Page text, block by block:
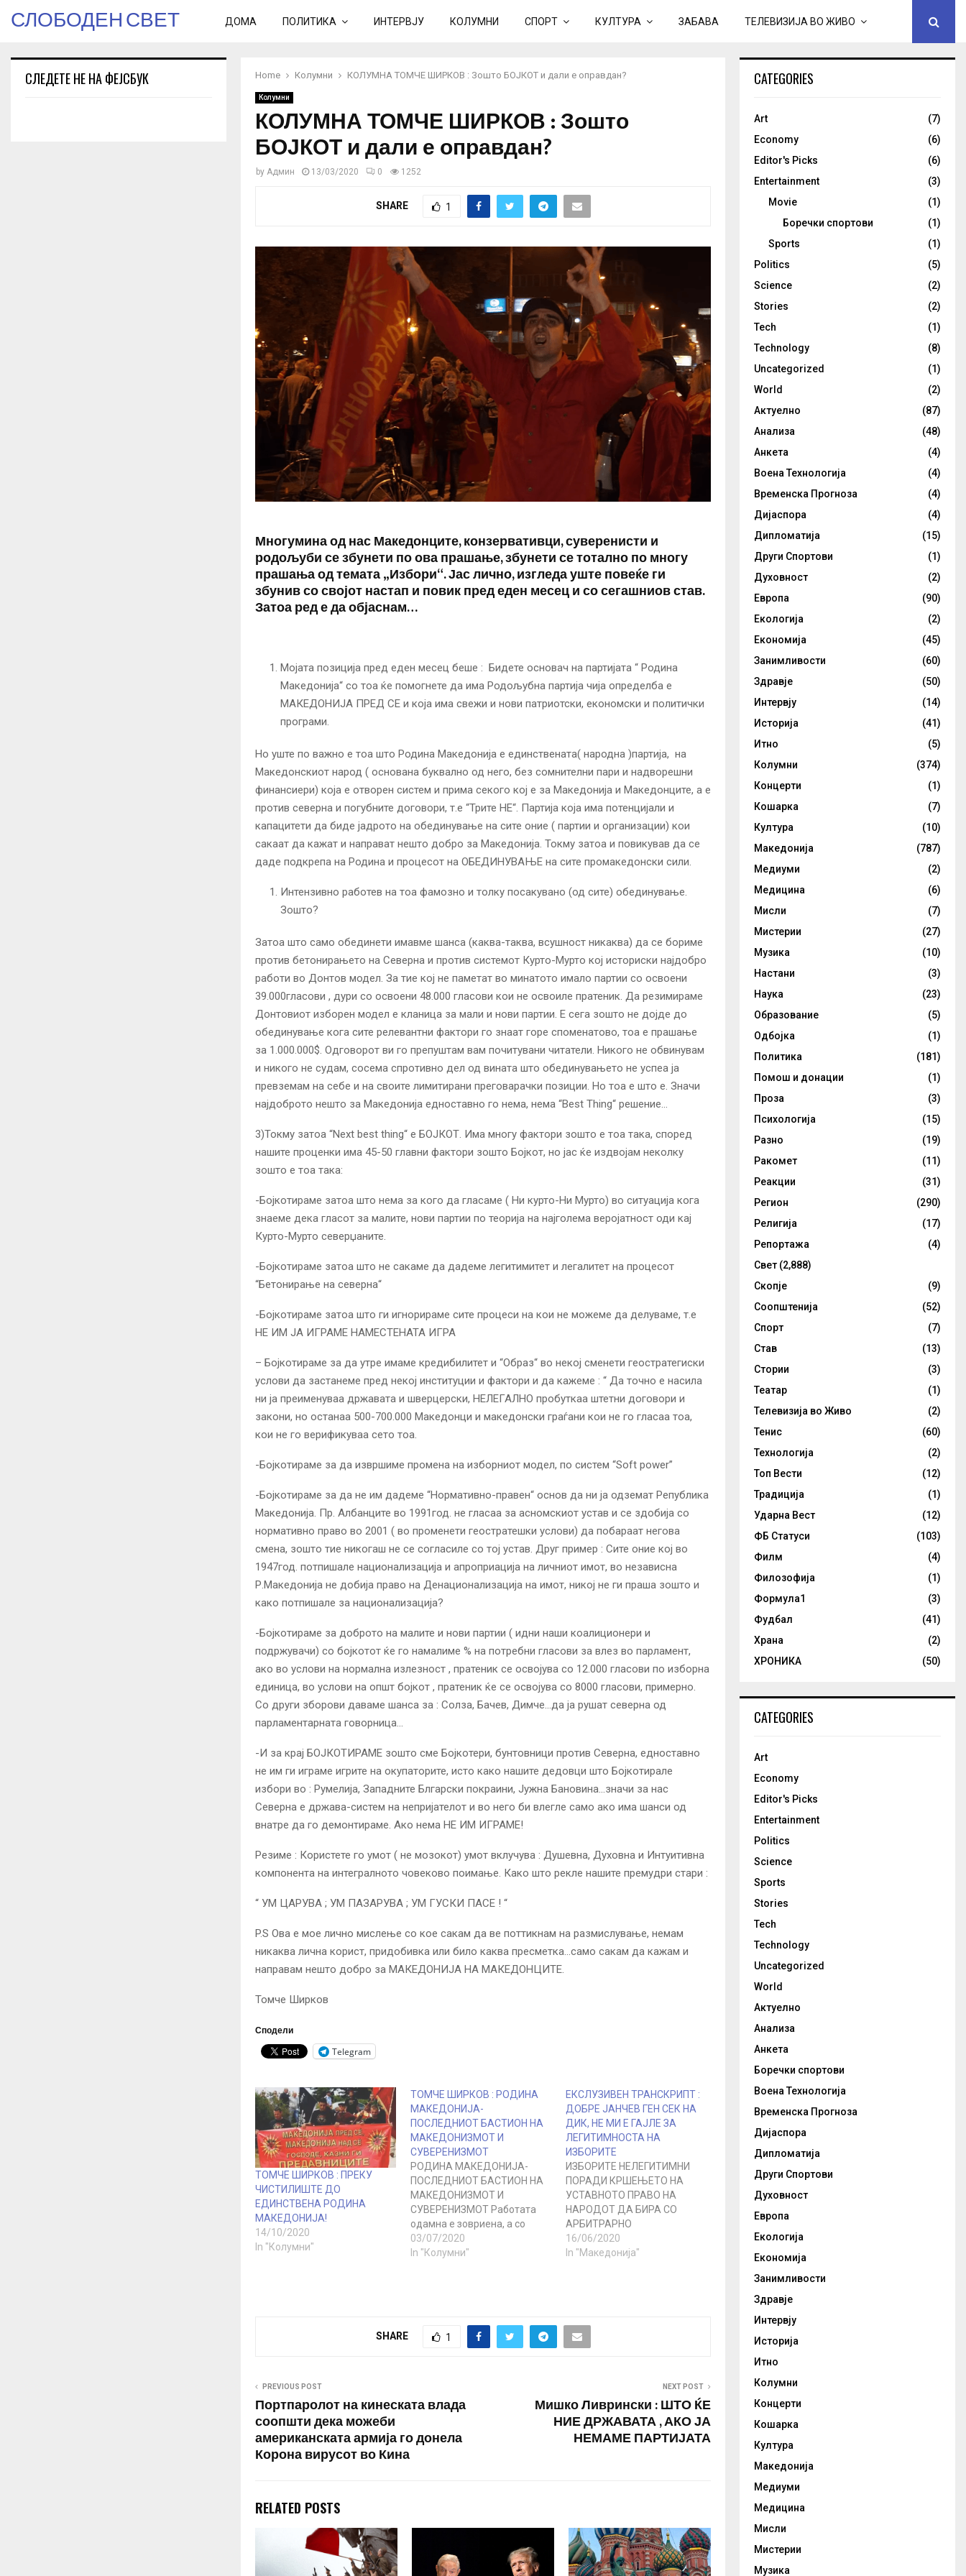
СЛОБОДЕН СВЕТ ДОМА ПОЛИТИКА ИНТЕРВЈУ КОЛУМНИ СПОРТ КУЛТУРА ЗАБАВА ТЕЛЕВИЗИЈА ВО ЖИВО
Home Колумни КОЛУМНА ТОМЧЕ ШИРКОВ : Зошто БОЈКОТ и дали е оправдан?
Колумни
КОЛУМНА ТОМЧЕ ШИРКОВ : Зошто
БОЈКОТ и дали е оправдан?
by Админ 13/03/2020 0 1252
SHARE 1
Многумина од нас Македонците, конзервативци, суверенисти и
родољуби се збунети по ова прашање, збунети се тотално по многу
прашања од темата „Избори“. Јас лично, изгледа уште повеќе ги
збунив со својот настап и повик пред еден месец и со сегашниов став.
Затоа ред е да објаснам…
Мојата позиција пред еден месец беше : Бидете основач на партијата “ Родина
Македонија“ со тоа ќе помогнете да има Родољубна партија чија определба е
МАКЕДОНИЈА ПРЕД СЕ и која има свежи и нови патриотски, економски и политички
програми.
Но уште по важно е тоа што Родина Македонија е единствената( народна )партија, на
Македонскиот народ ( основана буквално од него, без сомнителни пари и надворешни
финансиери) која е отворен систем и прима секого кој е за Македонија и Македонците, а е
против северна и погубните договори, т.е “Трите НЕ“. Партија која има потенцијали и
капацитети да биде јадрото на обединување на сите оние ( партии и организации) кои
сакаат да кажат и направат нешто добро за Македонија. Токму затоа и повикував да се
даде подкрепа на Родина и процесот на ОБЕДИНУВАЊЕ на сите промакедонски сили.
Интензивно работев на тоа фамозно и толку посакувано (од сите) обединување.
Зошто?
Затоа што само обединети имавме шанса (каква-таква, всушност никаква) да се бориме
против бетонирањето на Северна и против системот Курто-Мурто кој историски најдобро
работи во Донтов модел. За тие кој не паметат во минатото имало партии со освоени
39.000гласови , дури со освоени 48.000 гласови кои не освоиле пратеник. Да резимираме
Донтовиот изборен модел е кланица за мали и нови партии. Е сега зошто не дојде до
обединување кога сите релевантни фактори го знаат горе споменатово, тоа е прашање
за 1.000.000$. Одговорот ви го препуштам вам почитувани читатели. Никого не обвинувам
и никого не судам, сосема спротивно дел од вината што обединувањето не успеа ја
превземам на себе и на своите лимитирани преговарачки позиции. Но тоа е што е. Значи
најдоброто нешто за Македонија едноставно го нема, нема “Best Thing“ решение…
3)Токму затоа “Next best thing“ е БОЈКОТ. Има многу фактори зошто е тоа така, според
нашите проценки има 45-50 главни фактори зошто Бојкот, но јас ќе издвојам неколку
зошто е тоа така:
-Бојкотираме затоа што нема за кого да гласаме ( Ни курто-Ни Мурто) во ситуација кога
знаеме дека гласот за малите, нови партии по теорија на најголема веројатност оди кај
Курто-Мурто северџаните.
-Бојкотираме затоа што не сакаме да дадеме легитимитет и легалитет на процесот
“Бетонирање на северна“
-Бојкотираме затоа што ги игнорираме сите процеси на кои не можеме да делуваме, т.е
НЕ ИМ ЈА ИГРАМЕ НАМЕСТЕНАТА ИГРА
– Бојкотираме за да утре имаме кредибилитет и “Образ“ во некој сменети геостратегиски
услови да застанеме пред некој институции и фактори и да кажеме : “ Да точно е насила
ни ја преименуваа државата и шверцерски, НЕЛЕГАЛНО пробуткаа штетни договори и
закони, но останаа 500-700.000 Македонци и македонски граѓани кои не го гласаа тоа,
кои не го верификуваа сето тоа.
-Бојкотираме за да извршиме промена на изборниот модел, по систем “Soft power”
-Бојкотираме за да не им дадеме “Нормативно-правен“ основ да ни ја одземат Република
Македонија. Пр. Албанците во 1991год. не гласаа за асномскиот устав и се здобија со
нормативно право во 2001 ( во променети геостратешки услови) да побараат негова
смена, зошто тие никогаш не се согласиле со тој устав. Друг пример : Сите оние кој во
1947год. потпишале национализација и апроприација на личниот имот, во независна
Р.Македонија не добија право на Денационализација на имот, никој не ги праша зошто и
како потпишале за национализација?
-Бојкотираме за доброто на малите и нови партии ( идни наши коалиционери и
подржувачи) со бојкотот ќе го намалиме % на потребни гласови за влез во парламент,
ако во услови на нормална излезност , пратеник се освојува со 12.000 гласови по изборна
единица, во услови на општ бојкот , пратеник ќе се освојува со 8000 гласови, примерно.
Со други зборови даваме шанса за : Солза, Бачев, Димче…да ја рушат северна од
парламентарната говорница…
-И за крај БОЈКОТИРАМЕ зошто сме Бојкотери, бунтовници против Северна, едноставно
не им ги играме игрите на окупаторите, исто како нашите дедовци што Бојкотирале
избори во : Румелија, Западните Блгарски покраини, Јужна Бановина…значи за нас
Северна е држава-систем на непријателот и во него би влегле само ако има шанси од
внатре да го демонтираме. Ако нема НЕ ИМ ИГРАМЕ!
Резиме : Користете го умот ( не мозокот) умот вклучува : Душевна, Духовна и Интуитивна
компонента на интегралното човеково поимање. Како што рекле нашите премудри стари :
“ УМ ЦАРУВА ; УМ ПАЗАРУВА ; УМ ГУСКИ ПАСЕ ! “
P.S Ова е мое лично мислење со кое сакам да ве поттикнам на размислување, немам
никаква лична корист, придобивка или било каква пресметка…само сакам да кажам и
направам нешто добро за МАКЕДОНИЈА НА МАКЕДОНЦИТЕ.
Томче Ширков
Сподели
Telegram
ТОМЧЕ ШИРКОВ : ПРЕКУ
ЧИСТИЛИШТЕ ДО
ЕДИНСТВЕНА РОДИНА
МАКЕДОНИЈА!
14/10/2020
In "Колумни"
ТОМЧЕ ШИРКОВ : РОДИНА
МАКЕДОНИЈА-
ПОСЛЕДНИОТ БАСТИОН НА
МАКЕДОНИЗМОТ И
СУВЕРЕНИЗМОТ
РОДИНА МАКЕДОНИЈА-
ПОСЛЕДНИОТ БАСТИОН НА
МАКЕДОНИЗМОТ И
СУВЕРЕНИЗМОТ Работата
одамна е зовриена, а со
нелегалните и нелегитимни
избори ја достигна
проработија : егото, суетата
и малограѓанската
03/07/2020
In "Колумни"
ЕКСЛУЗИВЕН ТРАНСКРИПТ :
ДОБРЕ ЈАНЧЕВ ГЕН СЕК НА
ДИК, НЕ МИ Е ГАЈЛЕ ЗА
ЛЕГИТИМНОСТА НА
ИЗБОРИТЕ
ИЗБОРИТЕ НЕЛЕГИТИМНИ
ПОРАДИ КРШЕЊЕТО НА
УСТАВНОТО ПРАВО НА
НАРОДОТ ДА БИРА СО
АРБИТРАРНО
ИСКЛУЧУВАЊЕ НА РОДИНА
МАКЕДОНИЈА И 2 ДРУГИ
некадарниве и безобразни
апаратчици под контрола на
16/06/2020
In "Македонија"
SHARE 1
PREVIOUS POST
Портпаролот на кинеската влада
соопшти дека можеби
американската армија го донела
Корона вирусот во Кина
NEXT POST
Мишко Ливрински : ШТО ЌЕ
НИЕ ДРЖАВАТА , АКО ЈА
НЕМАМЕ ПАРТИЈАТА
RELATED POSTS
СЛЕДЕТЕ НЕ НА ФЕЈСБУК CATEGORIES
Art
(7)
Economy
(6)
Editor's Picks
(6)
Entertainment
(3)
Movie
(1)
Боречки спортови
(1)
Sports
(1)
Politics
(5)
Science
(2)
Stories
(2)
Tech
(1)
Technology
(8)
Uncategorized
(1)
World
(2)
Актуелно
(87)
Анализа
(48)
Анкета
(4)
Воена Технологија
(4)
Временска Прогноза
(4)
Дијаспора
(4)
Дипломатија
(15)
Други Спортови
(1)
Духовност
(2)
Европа
(90)
Екологија
(2)
Економија
(45)
Занимливости
(60)
Здравје
(50)
Интервју
(14)
Историја
(41)
Итно
(5)
Колумни
(374)
Концерти
(1)
Кошарка
(7)
Култура
(10)
Македонија
(787)
Медиуми
(2)
Медицина
(6)
Мисли
(7)
Мистерии
(27)
Музика
(10)
Настани
(3)
Наука
(23)
Образование
(5)
Одбојка
(1)
Политика
(181)
Помош и донации
(1)
Проза
(3)
Психологија
(15)
Разно
(19)
Ракомет
(11)
Реакции
(31)
Регион
(290)
Религија
(17)
Репортажа
(4)
Свет (2,888)
Скопје
(9)
Соопштенија
(52)
Спорт
(7)
Став
(13)
Стории
(3)
Театар
(1)
Телевизија во Живо
(2)
Тенис
(60)
Технологија
(2)
Топ Вести
(12)
Традиција
(1)
Ударна Вест
(12)
ФБ Статуси
(103)
Филм
(4)
Филозофија
(1)
Формула1
(3)
Фудбал
(41)
Храна
(2)
ХРОНИКА
(50)
CATEGORIES
Art
Economy
Editor's Picks
Entertainment
Politics
Science
Sports
Stories
Tech
Technology
Uncategorized
World
Актуелно
Анализа
Анкета
Боречки спортови
Воена Технологија
Временска Прогноза
Дијаспора
Дипломатија
Други Спортови
Духовност
Европа
Екологија
Економија
Занимливости
Здравје
Интервју
Историја
Итно
Колумни
Концерти
Кошарка
Култура
Македонија
Медиуми
Медицина
Мисли
Мистерии
Музика